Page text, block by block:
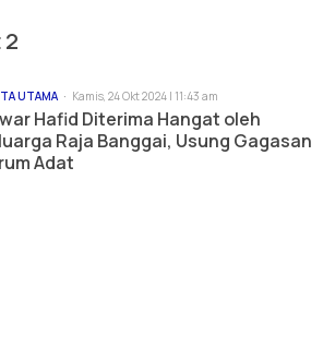
UTAMA Kamis, 24 Okt 2024 | 11:43 am
Hafid Diterima Hangat oleh
Raja Banggai, Usung Gagasan
Adat